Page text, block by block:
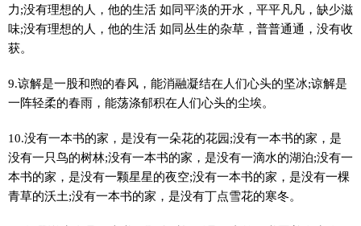
力;没有理想的人，他的生活 如同平淡的开水，平平凡凡，缺少滋
味;没有理想的人，他的生活 如同丛生的杂草，普普通通，没有收
获。
9.谅解是一股和煦的春风，能消融凝结在人们心头的坚冰;谅解是
一阵轻柔的春雨，能荡涤郁积在人们心头的尘埃。
10.没有一本书的家，是没有一朵花的花园;没有一本书的家，是
没有一只鸟的树林;没有一本书的家，是没有一滴水的湖泊;没有一
本书的家，是没有一颗星星的夜空;没有一本书的家，是没有一棵
青草的沃土;没有一本书的家，是没有丁点雪花的寒冬。